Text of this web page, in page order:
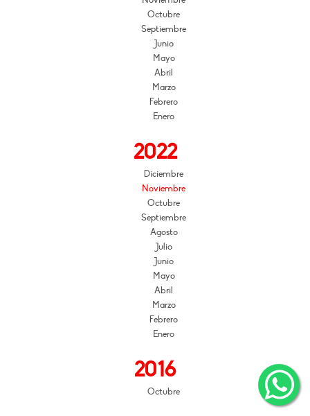
Octubre
Septiembre
Junio
Mayo
Abril
Marzo
Febrero
Enero
2022
Diciembre
Noviembre
Octubre
Septiembre
Agosto
Julio
Junio
Mayo
Abril
Marzo
Febrero
Enero
2016
Octubre